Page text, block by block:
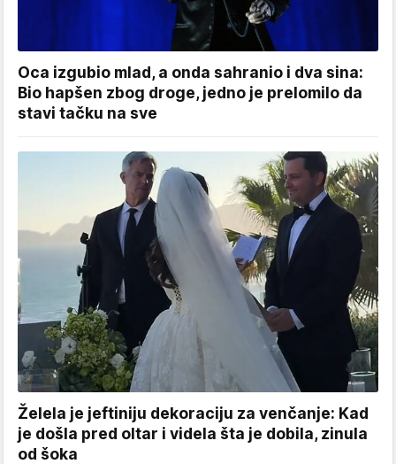
Oca izgubio mlad, a onda sahranio i dva sina:
Bio hapšen zbog droge, jedno je prelomilo da
stavi tačku na sve
Želela je jeftiniju dekoraciju za venčanje: Kad
je došla pred oltar i videla šta je dobila, zinula
od šoka